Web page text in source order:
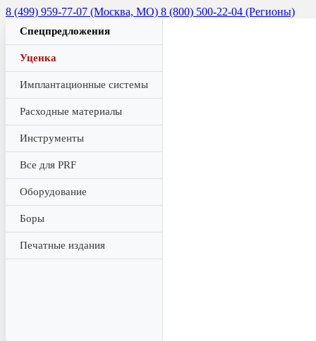
8 (499) 959-77-07 (Москва, МО) 8 (800) 500-22-04 (Регионы)
Спецпредложения
Уценка
Имплантационные системы
Расходные материалы
Инструменты
Все для PRF
Оборудование
Боры
Печатные издания